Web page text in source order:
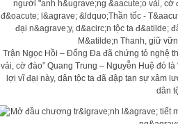
Trận Ngọc Hồi – Đống Đa đã chứng tỏ nghệ
vải, cờ đào” Quang Trung – Nguyễn Huệ đó
lợi vĩ đại này, dân tộc ta đã đập tan sự xâm
dân